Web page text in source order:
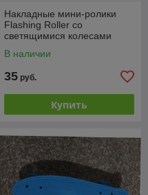
Накладные мини-ролики
Flashing Roller со
светящимися колесами
В наличии
35 руб.
Купить